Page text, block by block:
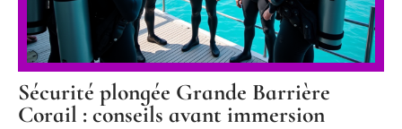
Sécurité plongée Grande Barrière
Corail : conseils avant immersion